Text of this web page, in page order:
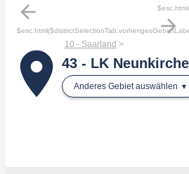
arrow_back
arrow_forward
place
10 - Saarland
43 - LK
Anderes Gebiet auswählen